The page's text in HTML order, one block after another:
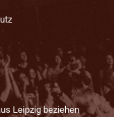
Leipzig beziehen